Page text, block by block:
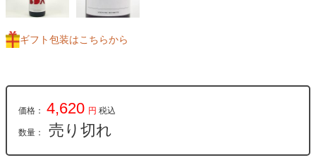
ギフト包装はこちらから
価格： 4,620 円 税込
数量： 売り切れ